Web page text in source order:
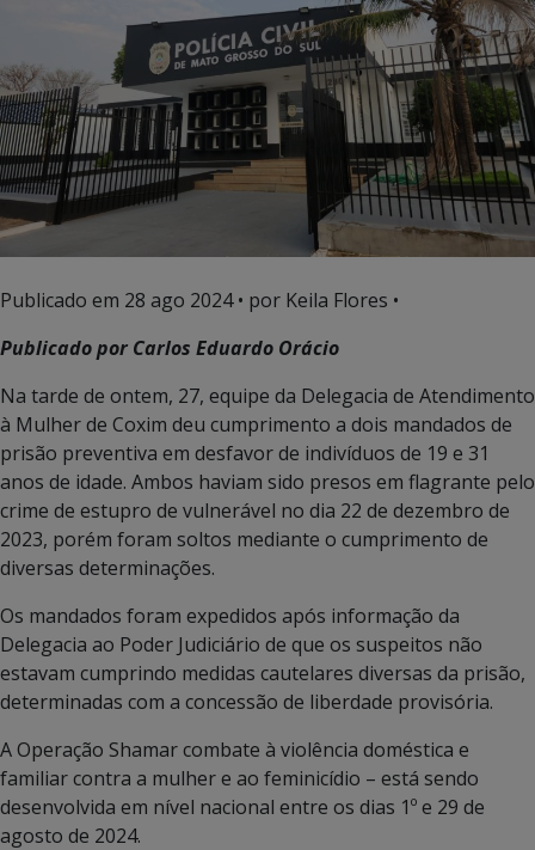
Publicado em 28 ago 2024• por Keila Flores •
Publicado por Carlos Eduardo Orácio
Na tarde de ontem, 27, equipe da Delegacia de Atendimento
à Mulher de Coxim deu cumprimento a dois mandados de
prisão preventiva em desfavor de indivíduos de 19 e 31
anos de idade. Ambos haviam sido presos em flagrante pelo
crime de estupro de vulnerável no dia 22 de dezembro de
2023, porém foram soltos mediante o cumprimento de
diversas determinações.
Os mandados foram expedidos após informação da
Delegacia ao Poder Judiciário de que os suspeitos não
estavam cumprindo medidas cautelares diversas da prisão,
determinadas com a concessão de liberdade provisória.
A Operação Shamar combate à violência doméstica e
familiar contra a mulher e ao feminicídio – está sendo
desenvolvida em nível nacional entre os dias 1º e 29 de
agosto de 2024.